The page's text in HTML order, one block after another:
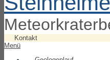
Kontakt
Menü